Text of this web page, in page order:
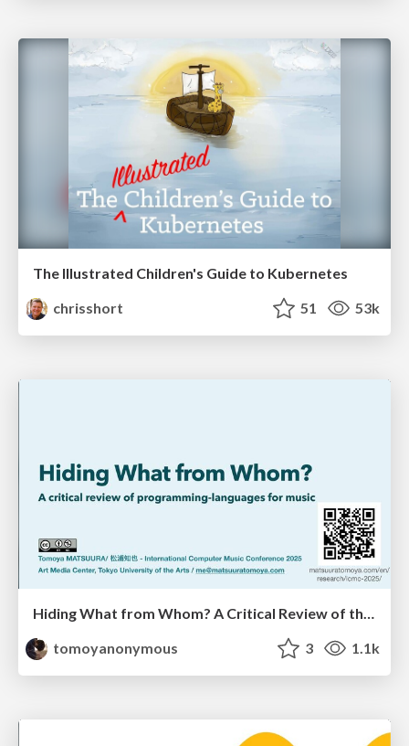
The Illustrated Children's Guide to Kubernetes
chrisshort
51 53k
Hiding What from Whom? A Critical Review of the History of Programming languages for Music
tomoyanonymous
3 1.1k